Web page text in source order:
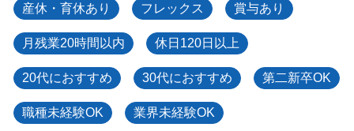
産休・育休あり フレックス 賞与あり
月残業20時間以内 休日120日以上
20代におすすめ 30代におすすめ 第二新卒OK
職種未経験OK 業界未経験OK